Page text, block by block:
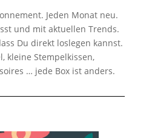
Jeden Monat neu.
und mit aktuellen Trends.
Du direkt loslegen kannst.
kleine Stempelkissen,
… jede Box ist anders.